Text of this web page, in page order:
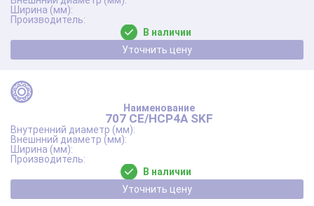
В наличии
Уточнить цену
707 CE/HCP4A SKF
В наличии
Уточнить цену